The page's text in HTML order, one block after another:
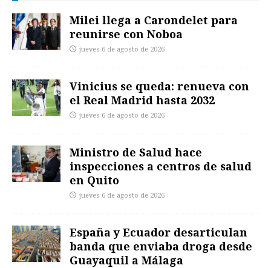
Milei llega a Carondelet para
reunirse con Noboa
jueves 6 de agosto de 2026
Vinicius se queda: renueva con
el Real Madrid hasta 2032
jueves 6 de agosto de 2026
Ministro de Salud hace
inspecciones a centros de salud
en Quito
jueves 6 de agosto de 2026
España y Ecuador desarticulan
banda que enviaba droga desde
Guayaquil a Málaga